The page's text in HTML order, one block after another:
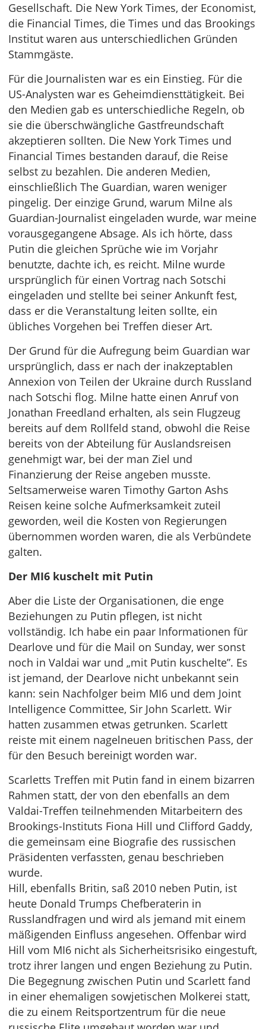
Gesellschaft. Die New York Times, der Economist,
die Financial Times, die Times und das Brookings
Institut waren aus unterschiedlichen Gründen
Stammgäste.
Für die Journalisten war es ein Einstieg. Für die
US-Analysten war es Geheimdiensttätigkeit. Bei
den Medien gab es unterschiedliche Regeln, ob
sie die überschwängliche Gastfreundschaft
akzeptieren sollten. Die New York Times und
Financial Times bestanden darauf, die Reise
selbst zu bezahlen. Die anderen Medien,
einschließlich The Guardian, waren weniger
pingelig. Der einzige Grund, warum Milne als
Guardian-Journalist eingeladen wurde, war meine
vorausgegangene Absage. Als ich hörte, dass
Putin die gleichen Sprüche wie im Vorjahr
benutzte, dachte ich, es reicht. Milne wurde
ursprünglich für einen Vortrag nach Sotschi
eingeladen und stellte bei seiner Ankunft fest,
dass er die Veranstaltung leiten sollte, ein
übliches Vorgehen bei Treffen dieser Art.
Der Grund für die Aufregung beim Guardian war
ursprünglich, dass er nach der inakzeptablen
Annexion von Teilen der Ukraine durch Russland
nach Sotschi flog. Milne hatte einen Anruf von
Jonathan Freedland erhalten, als sein Flugzeug
bereits auf dem Rollfeld stand, obwohl die Reise
bereits von der Abteilung für Auslandsreisen
genehmigt war, bei der man Ziel und
Finanzierung der Reise angeben musste.
Seltsamerweise waren Timothy Garton Ashs
Reisen keine solche Aufmerksamkeit zuteil
geworden, weil die Kosten von Regierungen
übernommen worden waren, die als Verbündete
galten.
Der MI6 kuschelt mit Putin
Aber die Liste der Organisationen, die enge
Beziehungen zu Putin pflegen, ist nicht
vollständig. Ich habe ein paar Informationen für
Dearlove und für die Mail on Sunday, wer sonst
noch in Valdai war und „mit Putin kuschelte”. Es
ist jemand, der Dearlove nicht unbekannt sein
kann: sein Nachfolger beim MI6 und dem Joint
Intelligence Committee, Sir John Scarlett. Wir
hatten zusammen etwas getrunken. Scarlett
reiste mit einem nagelneuen britischen Pass, der
für den Besuch bereinigt worden war.
Scarletts Treffen mit Putin fand in einem bizarren
Rahmen statt, der von den ebenfalls an dem
Valdai-Treffen teilnehmenden Mitarbeitern des
Brookings-Instituts Fiona Hill und Clifford Gaddy,
die gemeinsam eine Biografie des russischen
Präsidenten verfassten, genau beschrieben
wurde.
Hill, ebenfalls Britin, saß 2010 neben Putin, ist
heute Donald Trumps Chefberaterin in
Russlandfragen und wird als jemand mit einem
mäßigenden Einfluss angesehen. Offenbar wird
Hill vom MI6 nicht als Sicherheitsrisiko eingestuft,
trotz ihrer langen und engen Beziehung zu Putin.
Die Begegnung zwischen Putin und Scarlett fand
in einer ehemaligen sowjetischen Molkerei statt,
die zu einem Reitsportzentrum für die neue